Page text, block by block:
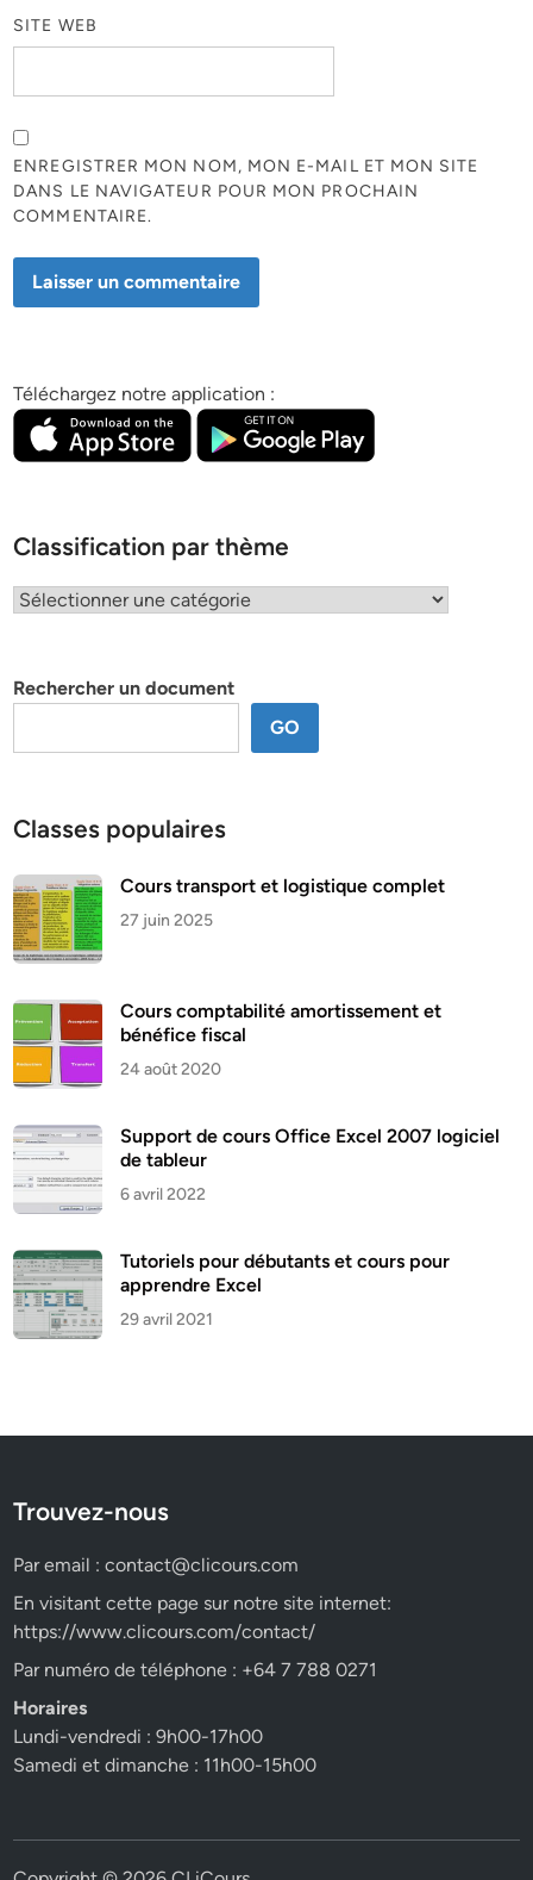
SITE WEB
ENREGISTRER MON NOM, MON E-MAIL ET MON SITE
DANS LE NAVIGATEUR POUR MON PROCHAIN
COMMENTAIRE.
Téléchargez notre application :
Classification par thème
Classification
Rechercher un document
GO
Classes populaires
Cours transport et logistique complet
27 juin 2025
Cours comptabilité amortissement et
bénéfice fiscal
24 août 2020
Support de cours Office Excel 2007 logiciel
de tableur
6 avril 2022
Tutoriels pour débutants et cours pour
apprendre Excel
29 avril 2021
Trouvez-nous
Par email :contact@clicours.com
En visitant cette page sur notre site internet:
https://www.clicours.com/contact/
Par numéro de téléphone : +64 7 788 0271
Horaires
Lundi-vendredi : 9h00-17h00
Samedi et dimanche : 11h00-15h00